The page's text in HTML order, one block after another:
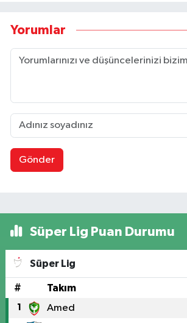
Yorumlar
Gönder
Süper Lig Puan Durumu
Süper Lig
# Takım
1 Amed